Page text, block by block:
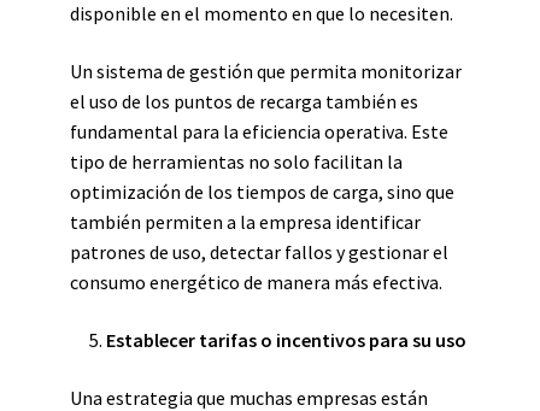
disponible en el momento en que lo necesiten.
Un sistema de gestión que permita monitorizar
el uso de los puntos de recarga también es
fundamental para la eficiencia operativa. Este
tipo de herramientas no solo facilitan la
optimización de los tiempos de carga, sino que
también permiten a la empresa identificar
patrones de uso, detectar fallos y gestionar el
consumo energético de manera más efectiva.
Establecer tarifas o incentivos para su uso
Una estrategia que muchas empresas están